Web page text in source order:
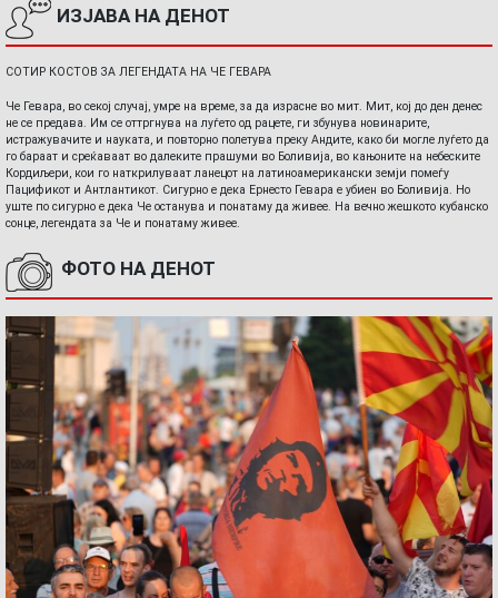
ИЗЈАВА НА ДЕНОТ
СОТИР КОСТОВ ЗА ЛЕГЕНДАТА НА ЧЕ ГЕВАРА
Че Гевара, во секој случај, умре на време, за да израсне во мит. Мит, кој до ден денес
не се предава. Им се оттргнува на луѓето од рацете, ги збунува новинарите,
истражувачите и науката, и повторно полетува преку Андите, како би могле луѓето да
го бараат и среќаваат во далеките прашуми во Боливија, во кањоните на небеските
Кордиљери, кои го наткрилуваат ланецот на латиноамерикански земји помеѓу
Пацификот и Антлантикот. Сигурно е дека Ернесто Гевара е убиен во Боливија. Но
уште по сигурно е дека Че останува и понатаму да живее. На вечно жешкото кубанско
сонце, легендата за Че и понатаму живее.
ФОТО НА ДЕНОТ